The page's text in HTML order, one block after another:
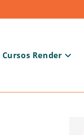
Cursos Render